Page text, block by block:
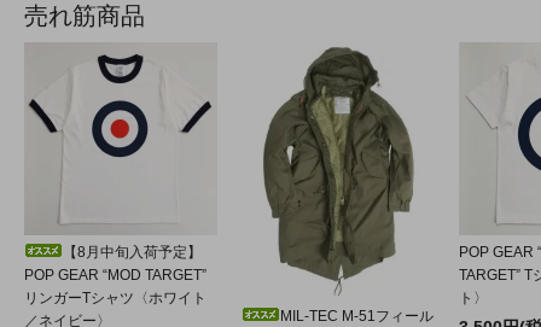
売れ筋商品
【8月中旬入荷予定】
POP GEAR “MOD TARGET”
リンガーTシャツ〈ホワイト
／ネイビー〉
MIL-TEC M-51フィール
POP GEAR
TARGET” T
ト〉